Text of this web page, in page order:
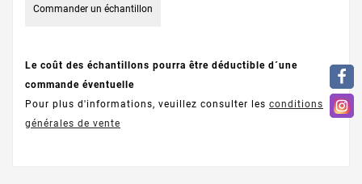
Commander un échantillon
Le coût des échantillons pourra être déductible d´une
commande éventuelle
Pour plus d'informations, veuillez consulter les conditions
générales de vente